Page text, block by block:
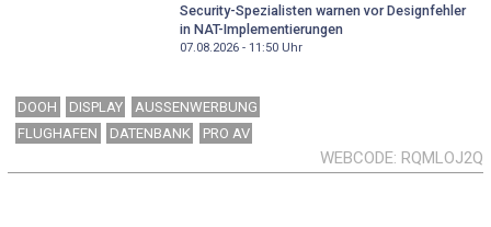
Security-Spezialisten warnen vor Designfehler
in NAT-Implementierungen
07.08.2026 - 11:50Uhr
DOOH DISPLAY
AUSSENWERBUNG
FLUGHAFEN
DATENBANK PRO AV
WEBCODE RQMLOJ2Q